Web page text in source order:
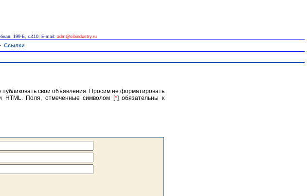
199-Б, к.410; E-mail: adm@sibindustry.ru
· Ссылки
свои объявления. Просим не форматировать
HTML. Поля, отмеченные символом [*] обязательны к